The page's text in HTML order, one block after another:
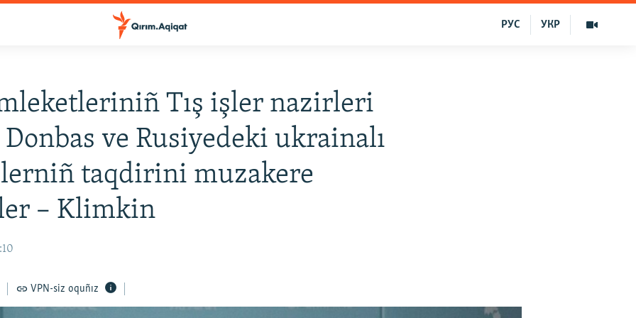
УКР
РУС
Tış işler nazirleri
Donbas ve Rusiyedeki ukrainalı
taqdirini muzakere
– Klimkin
VPN-siz oquñız